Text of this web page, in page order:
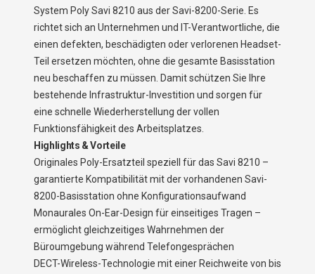
System Poly Savi 8210 aus der Savi-8200-Serie. Es
richtet sich an Unternehmen und IT-Verantwortliche, die
einen defekten, beschädigten oder verlorenen Headset-
Teil ersetzen möchten, ohne die gesamte Basisstation
neu beschaffen zu müssen. Damit schützen Sie Ihre
bestehende Infrastruktur-Investition und sorgen für
eine schnelle Wiederherstellung der vollen
Funktionsfähigkeit des Arbeitsplatzes.
Highlights & Vorteile
Originales Poly-Ersatzteil speziell für das Savi 8210 –
garantierte Kompatibilität mit der vorhandenen Savi-
8200-Basisstation ohne Konfigurationsaufwand
Monaurales On-Ear-Design für einseitiges Tragen –
ermöglicht gleichzeitiges Wahrnehmen der
Büroumgebung während Telefongesprächen
DECT-Wireless-Technologie mit einer Reichweite von bis